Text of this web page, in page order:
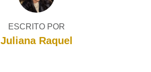
ESCRITO POR
Juliana Raquel